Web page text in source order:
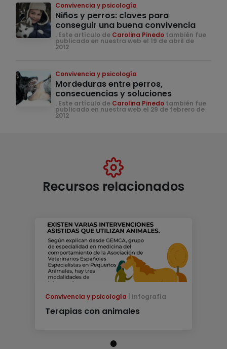
Convivencia y psicología
Niños y perros: claves para
conseguir una buena convivencia
. Este artículo de Carolina Pinedo también fue
publicado en nuestra web el 19 de abril de
2012
Convivencia y psicología
Mordeduras entre perros,
consecuencias y soluciones
. Este artículo de Carolina Pinedo también fue
publicado en nuestra web el 29 de febrero de
2012
Recursos relacionados
Convivencia y psicología Infografía
Terapias con animales